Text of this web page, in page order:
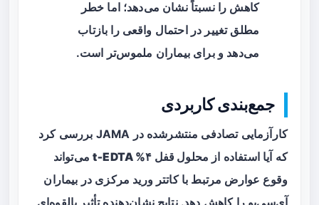
کاهش را نسبتاً نشان می‌دهد؛ اما خطر
مطلق تغییر در احتمال واقعی را بازتاب
می‌دهد و برای بیماران ملموس‌تر است.
جمع‌بندی کاربردی
کارآزمایی تصادفی منتشرشده در JAMA بررسی کرد
که آیا استفاده از محلول قفل ۴% t‑EDTA
می‌تواند
وقوع عوارض مرتبط با کاتتر ورید مرکزی در بیماران